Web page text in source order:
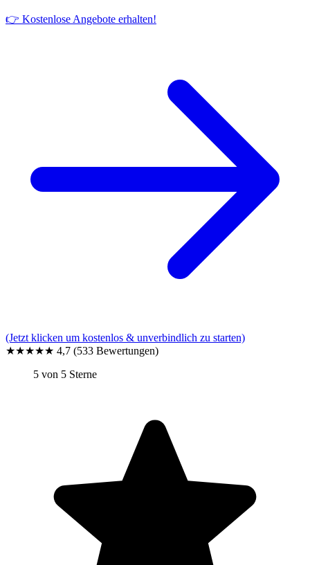
👉 Kostenlose Angebote erhalten!
(Jetzt klicken um kostenlos & unverbindlich zu starten)
★★★★★ 4,7 (533 Bewertungen)
5 von 5 Sterne